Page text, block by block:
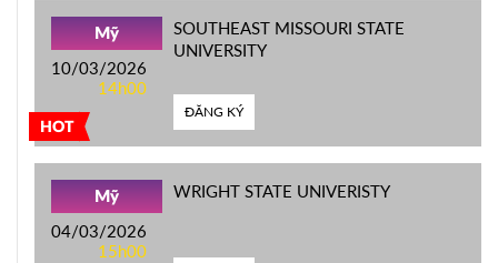
HOT
Mỹ
10/03/2026
14h00
SOUTHEAST MISSOURI STATE
UNIVERSITY
ĐĂNG KÝ
Mỹ
04/03/2026
15h00
WRIGHT STATE UNIVERISTY